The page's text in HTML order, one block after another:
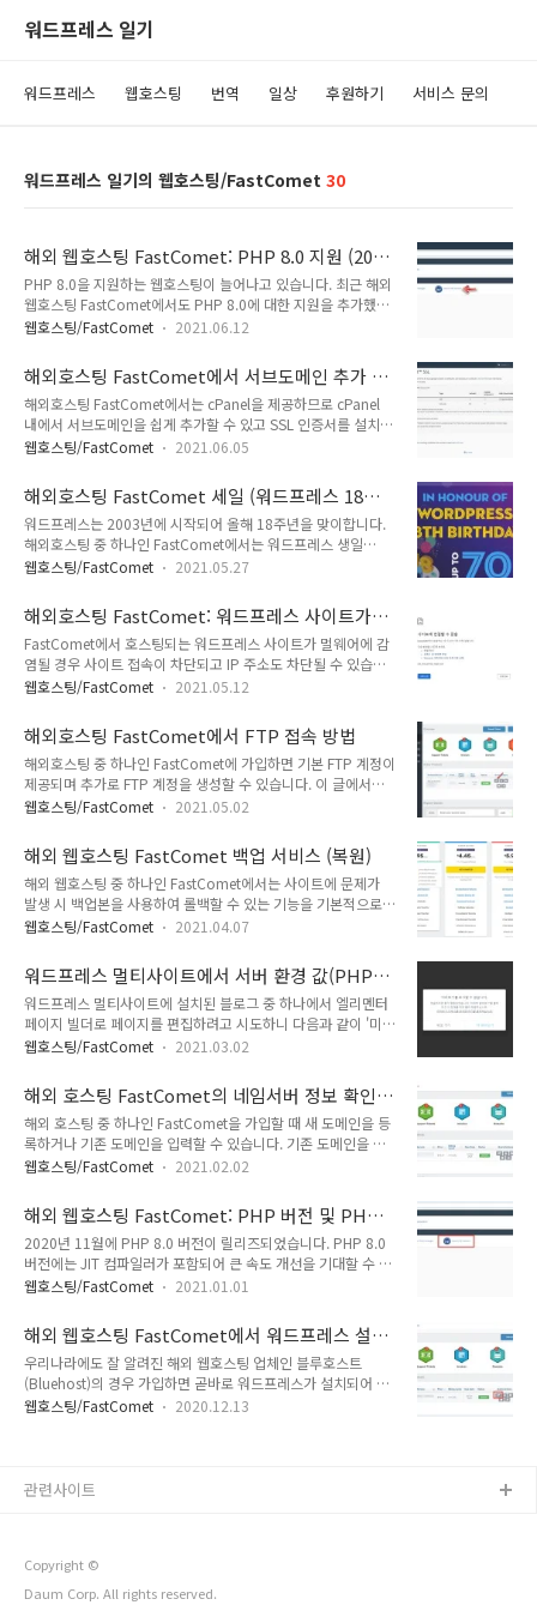
워드프레스 일기
워드프레스 웹호스팅 번역 일상 후원하기 서비스 문의
워드프레스 일기의 웹호스팅/FastComet 30
해외 웹호스팅 FastComet: PHP 8.0 지원 (2024
년 업데이트: PHP 8.3 추가)
PHP 8.0을 지원하는 웹호스팅이 늘어나고 있습니다. 최근 해외
웹호스팅 FastComet에서도 PHP 8.0에 대한 지원을 추가했습
니다. 이 글에서는 FastComet에서 PHP 8.0을 적용하는 방법
에서 PHP 8.3을 선택할 수 있습니다. 패스트코멧은 도쿄 리전을
제공하므로 속도면에서 블루호스트 등보다 좋은 것을 평가받고
있습니다. 가성비 좋은 웹호스팅을 원하는 경우 FastComet을
고려할 수 있습니다.*] 해외 웹호스팅 FastComet에서 PHP 8.0
적용하기 FastComet에서는 PHP 7.4까지 제공되었지만 최근
그인에서는 PHP 8.0을 지원할 가능성이 ..
웹호스팅/FastComet 2021.06.12
해외호스팅 FastComet에서 서브도메인 추가 및
SSL 인증서 설치하기
해외호스팅 FastComet에서는 cPanel을 제공하므로 cPanel
내에서 서브도메인을 쉽게 추가할 수 있고 SSL 인증서를 설치할
수 있습니다. 이 글에서는 FastComet에서 서브도메인을 추가
니다.FastComet은 우리나라에 잘 알려진 블루호스트
(Bluehost)의 대안으로 괜찮은 서비스 같습니다. 가성비가 좋은
저렴한 호스팅 서비스를 원하시는 경우 패스트코멧이나 케미클
라우드와 같은 공유호스팅 서비스를 고려해볼 수 있습니다. 케미
클라우드는 블루호스트와 비슷한 레벨의 해외 공유호스팅으로
빠릅니다. ChemiCloud 워드프레스 호스팅 서울 서버 리전 추
가 - 워드프레스 정보..
웹호스팅/FastComet 2021.06.05
해외호스팅 FastComet 세일 (워드프레스 18주
년 기념)
워드프레스는 2003년에 시작되어 올해 18주년을 맞이합니다.
해외호스팅 중 하나인 FastComet에서는 워드프레스 생일
(Birthday)을 기념하여 5월 27일 목요일(우리나라 시각으로는
가 좋은 저렴한 호스팅을 원하는 경우 블루호스트(Bluehost)의
공유호스팅 상품을 고려해볼 수 있습니다. 블루호스트에 대한 상
세한 정보를 여기에서 확인할 수 있습니다. (참조된 글에 포함된
링크를 클릭하여 블루호스트 웹호스팅 서비스에 가입하면 월 1
달러 할인된 월 최저 2.95달러부터 서비스를 이용할 수 있습니
드프레스는 PHP 언어로 작성된 오픈 소스 콘텐츠 관리 시스템
(CMS)으..
웹호스팅/FastComet 2021.05.27
해외호스팅 FastComet: 워드프레스 사이트가
멀웨어에 감염 시
FastComet에서 호스팅되는 워드프레스 사이트가 멀웨어에 감
염될 경우 사이트 접속이 차단되고 IP 주소도 차단될 수 있습니
다. 악성코드 제거 작업을 맡아서 멀웨어에 감염된 파일들을
이 차단되고 내 IP 주소도 차단되었습니다. 눈에 띄는 악성 파일
들을 제거한 후에 올렸는데, 일부 악성코드가 그대로 남아 있어
문제가 된 것 같습니다. 해외호스팅 FastComet: 워드프레스 사
이트가 멀웨어에 감염 시 FastComet에 호스팅되는 사이트에
접속이 안 되는 경우에는 FastComet에 연락하여 롤백을 요청
FastComet에서는 7일치 백업을 유지하고 있는 것 같습니다. 해
외 웹호스..
웹호스팅/FastComet 2021.05.12
해외호스팅 FastComet에서 FTP 접속 방법
해외호스팅 중 하나인 FastComet에 가입하면 기본 FTP 계정이
제공되며 추가로 FTP 계정을 생성할 수 있습니다. 이 글에서는
FastComet에서 기본 FTP 정보를 확인하는 방법과 cPanel에서
겠습니다. cPanel을 사용하는 다른 웹호스팅에서도 비슷하게 응
용이 가능합니다. 참고로 가성비가 좋은 저렴한 웹호스팅을 찾는
경우 블루호스트(Bluehost)의 공유호스팅 서비스를 고려해볼
수 있습니다. 여기에서 Bluehost에 대한 상세 정보를 확인할 수
있습니다. (참조된 글에 포함된 링크를 클릭하여 Bluehost 웹서
이용이 가능합니다.) 해외호스팅 FastCom..
웹호스팅/FastComet 2021.05.02
해외 웹호스팅 FastComet 백업 서비스 (복원)
해외 웹호스팅 중 하나인 FastComet에서는 사이트에 문제가
발생 시 백업본을 사용하여 롤백할 수 있는 기능을 기본적으로
제공합니다. FastComet(패스트코멧)에서 호스팅 중인 사이트
이트를 복원하는 것이 가능합니다. [참고*가성비가 좋은 웹호스
팅을 원하는 경우 패스트코멧을 고려해볼 수 있습니다. 속도가
중요한 경우 클라우드웨이즈나 Vultr 등의 서비스를 이용할 수
있습니다.*]해외 웹호스팅 FastComet 백업 서비스 (복원)사이
트를 운영할 때 정기적으로 사이트 백업본을 다운로드하여 안전
에 처하는 분들을 종종 목격합니다.FastComet에서는 최저가
상품인 FastClo..
웹호스팅/FastComet 2021.04.07
워드프레스 멀티사이트에서 서버 환경 값(PHP
ini 설정값)이 너무 낮은 경우
워드프레스 멀티사이트에 설치된 블로그 중 하나에서 엘리멘터
페이지 빌더로 페이지를 편집하려고 시도하니 다음과 같이 '미리
보기를 표시할 수 없습니다' 에러가 발생하면서 Elementor를
호스팅 서버의 PHP ini 설정값을 높여주면 문제가 해결되는 경
우가 많았습니다. FastComet 웹호스팅에 멀티사이트를 설치했
었는데, 네트워크 관리자 페이지에서 설정값을 높여도 개별 사이
트에는 반영되지 않은 문제가 발생했습니다. 엘리멘터 페이지 빌
더에서 '미리보기를 표시할 수 없습니다' (Preview Could Not
니다. Elementor 페이지 빌더: 'Preview Could N..
웹호스팅/FastComet 2021.03.02
해외 호스팅 FastComet의 네임서버 정보 확인
하기
해외 호스팅 중 하나인 FastComet을 가입할 때 새 도메인을 등
록하거나 기존 도메인을 입력할 수 있습니다. 기존 도메인을 입
력한 경우 FastComet 가입 후에 임시 주소가 부여되어 도메인
결하려면 도메인의 네임서버를 FastComet의 정보로 변경해야
합니다. 해외 웹호스팅 FastComet 가입 지난주에 국내 웹호스
팅에서 호스팅 중인 워드프레스 사이트를 해외 웹호스팅 중 하나
인 FastComet이라는 곳으로 이전하는 작업을 수행했습니다.
Fastcomet은 처음 접했지만 좋은 평가를 받고 있는
확인하기 도메인 등록업체와 웹호스팅 업체는 동일할 필요는 없
습니다..
웹호스팅/FastComet 2021.02.02
해외 웹호스팅 FastComet: PHP 버전 및 PHP
ini 설정값 선택하기
2020년 11월에 PHP 8.0 버전이 릴리즈되었습니다. PHP 8.0
버전에는 JIT 컴파일러가 포함되어 큰 속도 개선을 기대할 수 있
다고 합니다. 최신 워드프레스 버전인 5.6에서는 PHP 8에 대한
은 테마와 플러그인은 PHP 8.0과 호환되지 않을 가능성이 높으
므로 당분간은 PHP 7.4를 이용해야 할 것으로 보입니다. 해외
웹호스팅 FastComet은 현재 PHP 7.4 버전까지 지원합니다.
이 글에서는 FastComet에서 PHP 버전을 설정하는 방법과
PHP ini 설정값을 지정하는 방법에 대해 살펴보겠습니다. 참고
웹호스팅/FastComet 2021.01.01
해외 웹호스팅 FastComet에서 워드프레스 설치
하기
우리나라에도 잘 알려진 해외 웹호스팅 업체인 블루호스트
(Bluehost)의 경우 가입하면 곧바로 워드프레스가 설치되어 있
기 때문에 추가로 워드프레스 설치 없이 사용할 수 있습니다. 비
Bluehost에서 워드프레스를 자동으로 설치하는 방법을 설명합
이용할 수 있는 해외 호스팅이지만 사이트 최적화가 되지 않으면
속도가 느려질 우려가 있습니다. 속도가 우려되는..
웹호스팅/FastComet 2020.12.13
Copyright ©
Daum Corp. All rights reserved.
관련사이트